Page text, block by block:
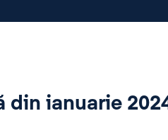
din ianuarie